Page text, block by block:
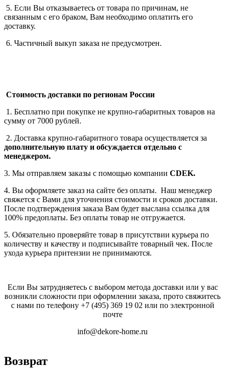
5. Если Вы отказываетесь от товара по причинам, не
связанным с его браком, Вам необходимо оплатить его
доставку.
6. Частичный выкуп заказа не предусмотрен.
Стоимость доставки по регионам России
1. Бесплатно при покупке не крупно-габаритных товаров на
сумму от 7000 рублей.
2. Доставка крупно-габаритного товара осуществляется за
дополнительную плату и обсуждается отдельно с
менеджером.
3. Мы отправляем заказы с помощью компании СDEK.
4. Вы оформляете заказ на сайте без оплаты. Наш менеджер
свяжется с Вами для уточнения стоимости и сроков доставки.
После подтверждения заказа Вам будет выслана ссылка для
100% предоплаты. Без оплаты товар не отгружается.
5. Обязательно проверяйте товар в присутствии курьера по
количеству и качеству и подписывайте товарный чек. После
ухода курьера притензии не принимаются.
Если Вы затрудняетесь с выбором метода доставки или у вас
возникли сложности при оформлении заказа, прото свяжитесь
с нами по телефону +7 (495) 369 19 02 или по электронной
почте
info@dekore-home.ru
Возврат